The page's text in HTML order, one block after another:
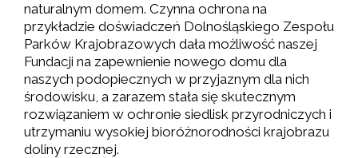
naturalnym domem. Czynna ochrona na
przykładzie doświadczeń Dolnośląskiego Zespołu
Parków Krajobrazowych dała możliwość naszej
Fundacji na zapewnienie nowego domu dla
naszych podopiecznych w przyjaznym dla nich
środowisku, a zarazem stała się skutecznym
rozwiązaniem w ochronie siedlisk przyrodniczych i
utrzymaniu wysokiej bioróżnorodności krajobrazu
doliny rzecznej.